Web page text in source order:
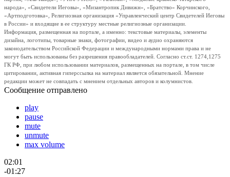
народа», «Свидетели Иеговы», «Мизантропик Дивижн», «Братство» Корчинского,
«Артподготовка», Религиозная организация «Управленческий центр Свидетелей Иеговы
в России» и входящие в ее структуру местные религиозные организации.
Информация, размещенная на портале, а именно: текстовые материалы, элементы
дизайна, логотипы, товарные знаки, фотографии, видео и аудио охраняются
законодательством Российской Федерации и международными нормами права и не
могут быть использованы без разрешения правообладателей. Согласно ст.ст. 1274,1275
ГК РФ, при любом использовании материалов, размещенных на портале, в том числе
цитировании, активная гиперссылка на материал является обязательной. Мнение
редакции может не совпадать с мнением отдельных авторов и колумнистов.
Сообщение отправлено
play
pause
mute
unmute
max volume
02:01
-01:27